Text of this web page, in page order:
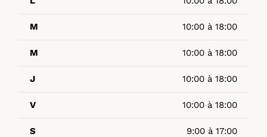
M 10:00 à 18:00
M 10:00 à 18:00
J 10:00 à 18:00
V 10:00 à 18:00
S 9:00 à 17:00